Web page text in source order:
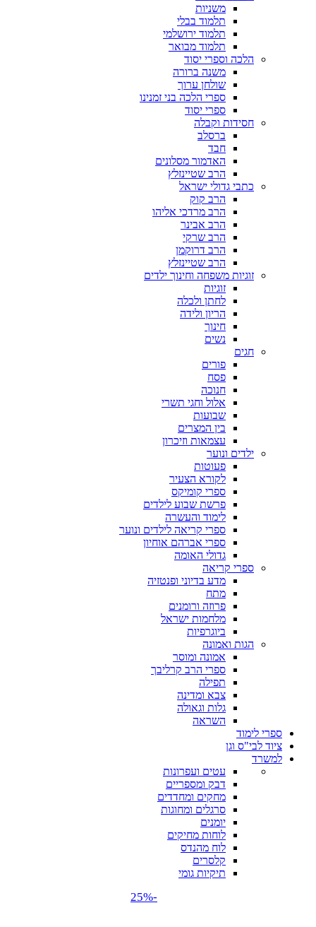
משניות
תלמוד בבלי
תלמוד ירושלמי
תלמוד מבואר
הלכה וספרי יסוד
משנה ברורה
שולחן ערוך
ספרי הלכה בני זמנינו
ספרי יסוד
חסידות וקבלה
ברסלב
חבד
האדמור מסלונים
הרב שטיינזלץ
כתבי גדולי ישראל
הרב קוק
הרב מרדכי אליהו
הרב אבינר
הרב שרקי
הרב דרוקמן
הרב שטיינזלץ
זוגיות משפחה וחינוך ילדים
זוגיות
לחתן ולכלה
הריון ולידה
חינוך
נשים
חגים
פורים
פסח
חנוכה
אלול וחגי תשרי
שבועות
בין המצרים
עצמאות וזיכרון
ילדים ונוער
פעוטות
לקורא הצעיר
ספרי קומיקס
פרשת שבוע לילדים
לימוד והעשרה
ספרי קריאה לילדים ונוער
ספרי אברהם אוחיון
גדולי האומה
ספרי קריאה
מדע בדיוני ופנטזיה
מתח
פרוזה ורומנים
מלחמות ישראל
ביוגרפיות
הגות ואמונה
אמונה ומוסר
ספרי הרב קרליבך
תפילה
צבא ומדינה
גלות וגאולה
השראה
ספרי לימוד
ציוד לבי"ס וגן
למשרד
עטים ועפרונות
דבק ומספריים
מחקים ומחדדים
סרגלים ומחוגות
יומנים
לוחות מחיקים
לוח מהנדס
קלסרים
תיקיות גומי
-25%